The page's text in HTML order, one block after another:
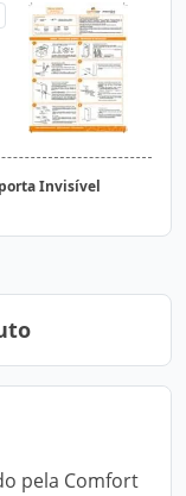
Invisível
pela Comfort